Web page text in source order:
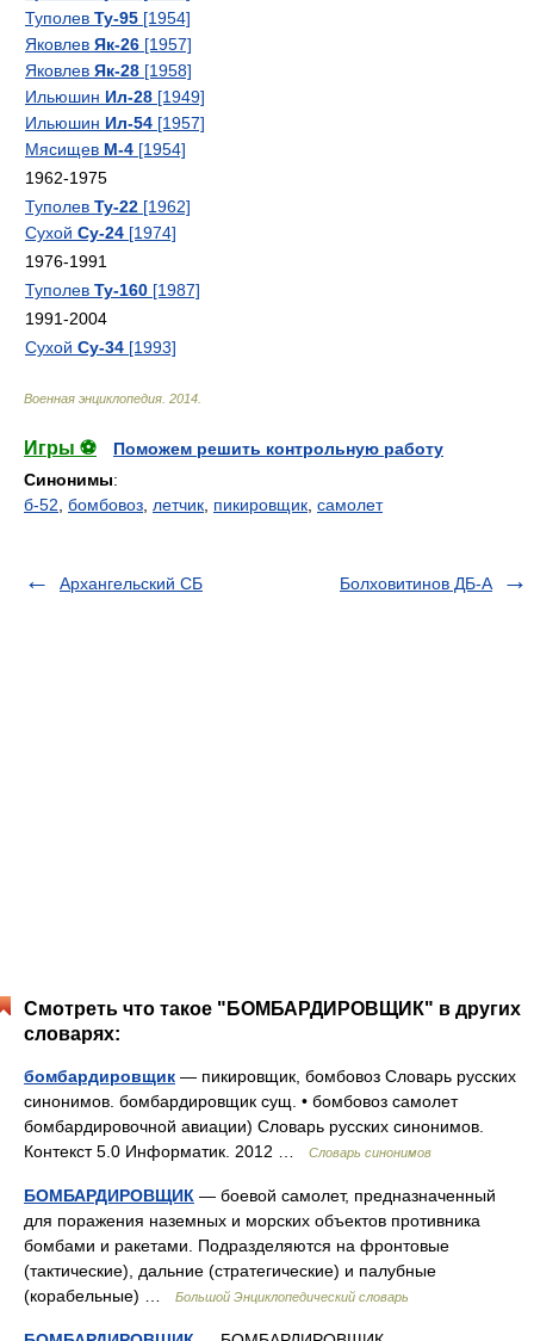
Туполев Ту-95 [1954]
Яковлев Як-26 [1957]
Яковлев Як-28 [1958]
Ильюшин Ил-28 [1949]
Ильюшин Ил-54 [1957]
Мясищев М-4 [1954]
1962-1975
Туполев Ту-22 [1962]
Сухой Су-24 [1974]
1976-1991
Туполев Ту-160 [1987]
1991-2004
Сухой Су-34 [1993]
Военная энциклопедия 2014
Игры ⚽
Поможем решить контрольную работу
Синонимы:
б-52 бомбовоз летчик пикировщик самолет
Архангельский СБ Болховитинов ДБ-А
Смотреть что такое "БОМБАРДИРОВЩИК" в других
словарях:
бомбардировщик — пикировщик, бомбовоз Словарь русских
синонимов. бомбардировщик сущ. • бомбовоз самолет
бомбардировочной авиации) Словарь русских синонимов.
Контекст 5.0 Информатик. 2012 …
Словарь синонимов
БОМБАРДИРОВЩИК — боевой самолет, предназначенный
для поражения наземных и морских объектов противника
бомбами и ракетами. Подразделяются на фронтовые
(тактические), дальние (стратегические) и палубные
(корабельные) …
Большой Энциклопедический словарь